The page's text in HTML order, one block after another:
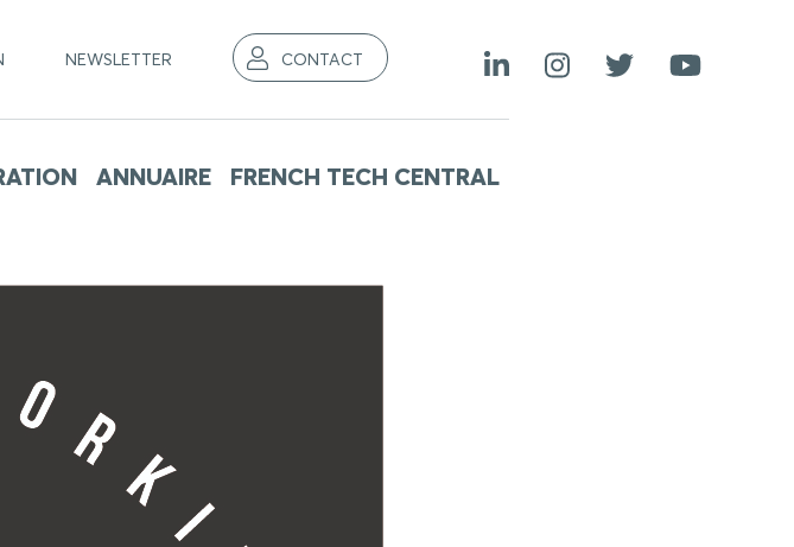
NEWSLETTER CONTACT
ANNUAIRE FRENCH TECH CENTRAL